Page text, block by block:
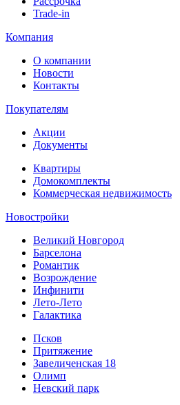
Trade-in
Компания
О компании
Новости
Контакты
Покупателям
Акции
Документы
Квартиры
Домокомплекты
Коммерческая недвижимость
Новостройки
Великий Новгород
Барселона
Романтик
Возрождение
Инфинити
Лето-Лето
Галактика
Псков
Притяжение
Завеличенская 18
Олимп
Невский парк